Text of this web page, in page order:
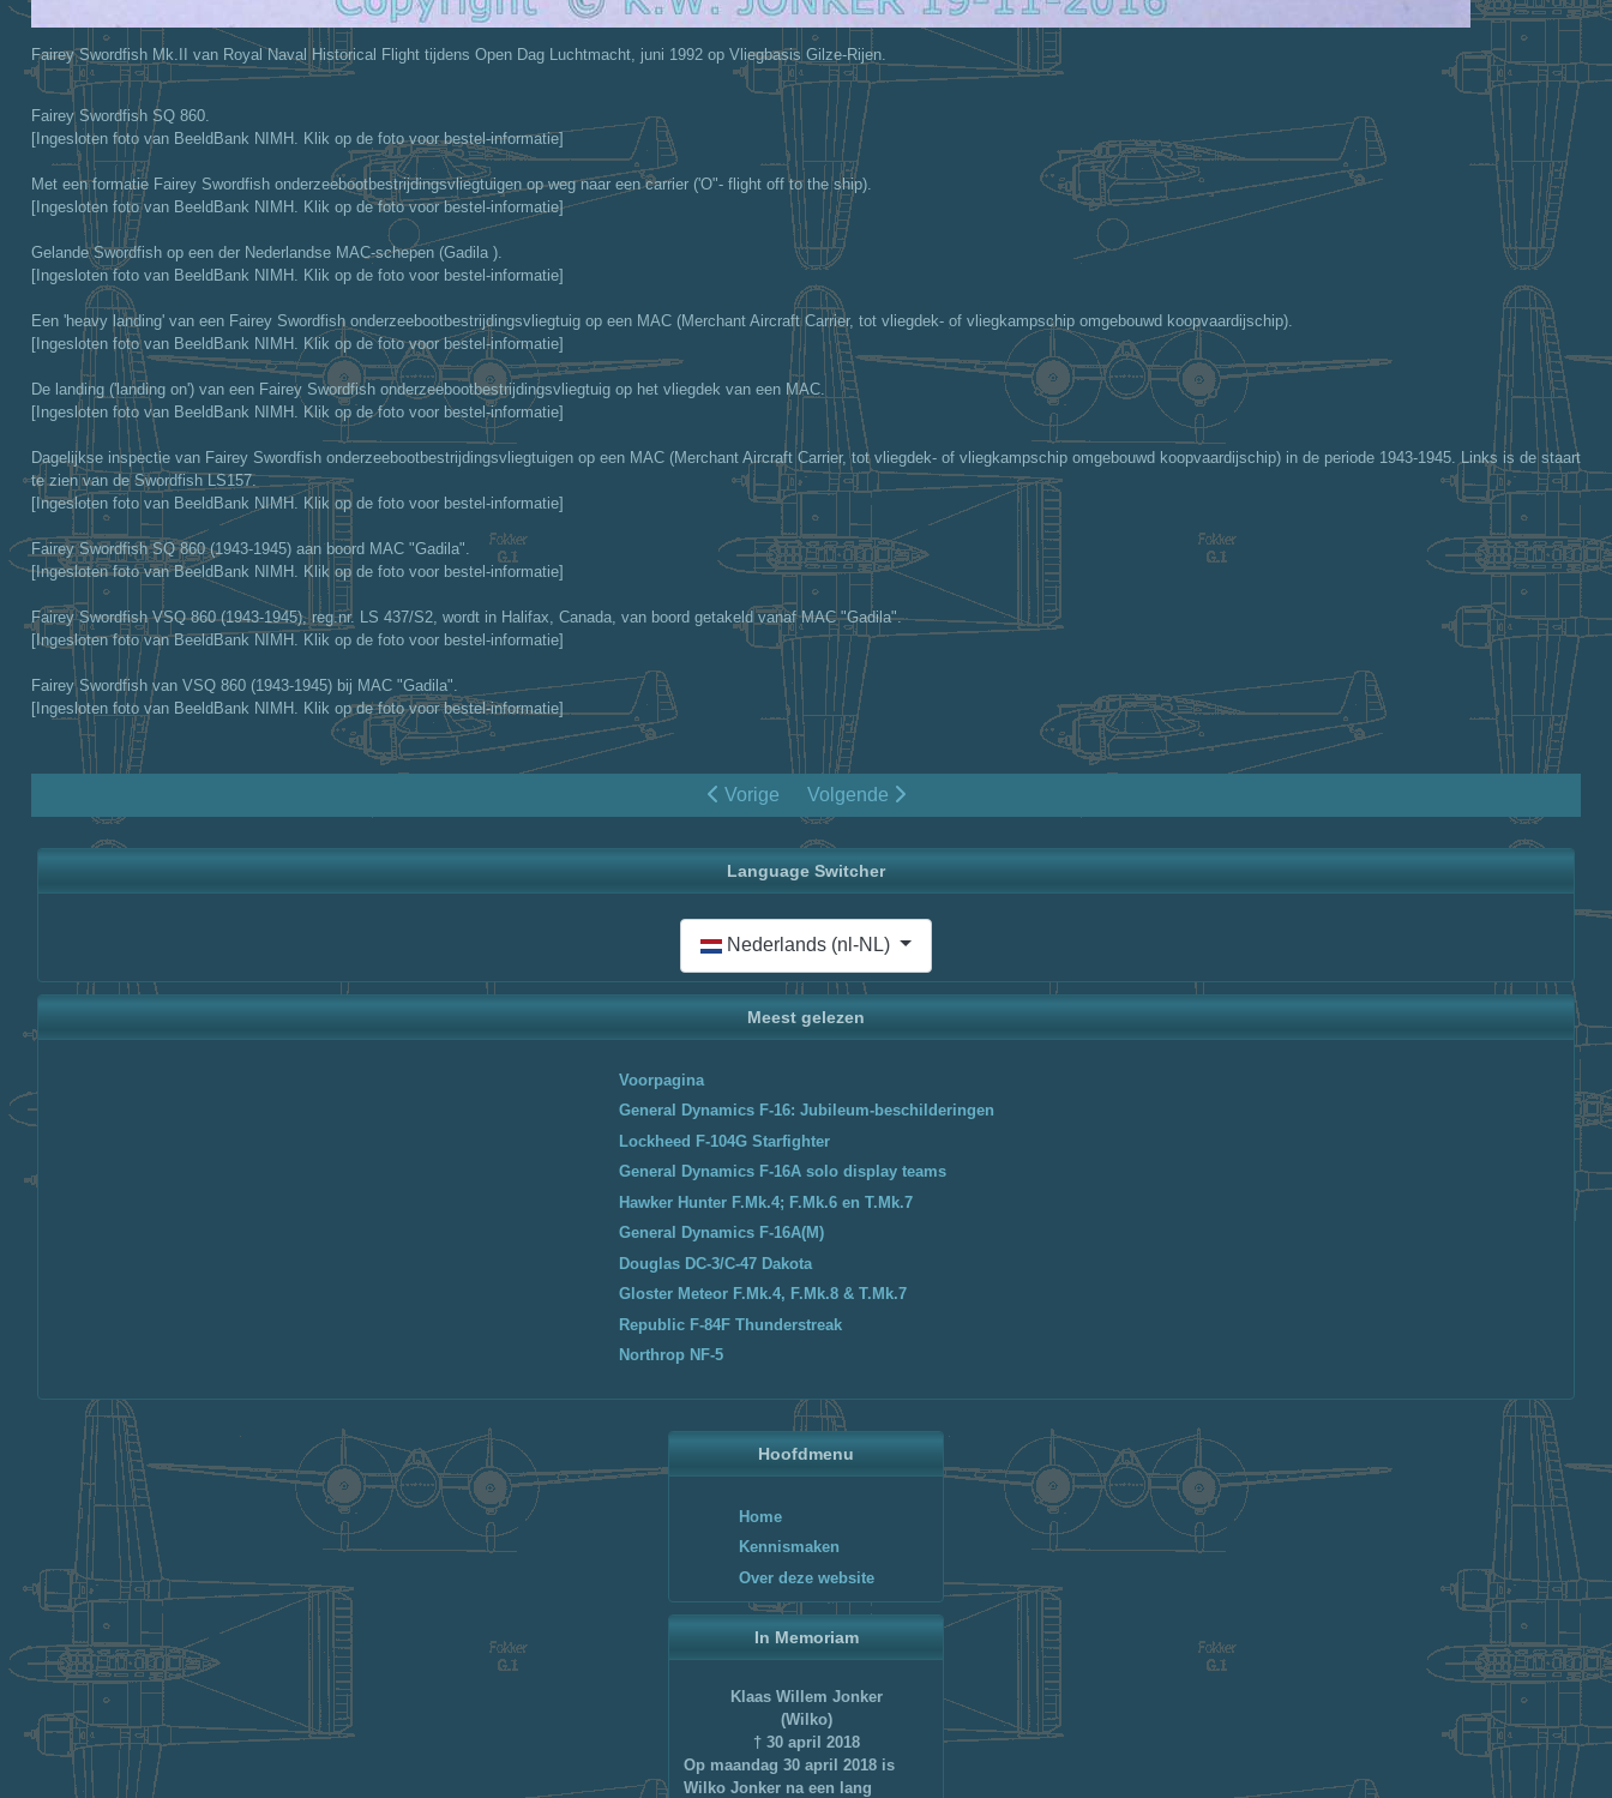
Hoofdmenu
Home
Kennismaken
Over deze website
In Memoriam
Klaas Willem Jonker
(Wilko)
† 30 april 2018
Op maandag 30 april 2018 is
Wilko Jonker na een lang
Fairey Swordfish Mk.II van Royal Naval Historical Flight tijdens Open Dag Luchtmacht, juni 1992 op Vliegbasis Gilze-Rijen.
Fairey Swordfish SQ 860.
[Ingesloten foto van BeeldBank NIMH. Klik op de foto voor bestel-informatie]
Met een formatie Fairey Swordfish onderzeebootbestrijdingsvliegtuigen op weg naar een carrier ('O"- flight off to the ship).
[Ingesloten foto van BeeldBank NIMH. Klik op de foto voor bestel-informatie]
Gelande Swordfish op een der Nederlandse MAC-schepen (Gadila ).
[Ingesloten foto van BeeldBank NIMH. Klik op de foto voor bestel-informatie]
Een 'heavy landing' van een Fairey Swordfish onderzeebootbestrijdingsvliegtuig op een MAC (Merchant Aircraft Carrier, tot vliegdek- of vliegkampschip omgebouwd koopvaardijschip).
[Ingesloten foto van BeeldBank NIMH. Klik op de foto voor bestel-informatie]
De landing ('landing on') van een Fairey Swordfish onderzeebootbestrijdingsvliegtuig op het vliegdek van een MAC.
[Ingesloten foto van BeeldBank NIMH. Klik op de foto voor bestel-informatie]
Dagelijkse inspectie van Fairey Swordfish onderzeebootbestrijdingsvliegtuigen op een MAC (Merchant Aircraft Carrier, tot vliegdek- of vliegkampschip omgebouwd koopvaardijschip) in de periode 1943-1945. Links is de staart
te zien van de Swordfish LS157.
[Ingesloten foto van BeeldBank NIMH. Klik op de foto voor bestel-informatie]
Fairey Swordfish SQ 860 (1943-1945) aan boord MAC "Gadila".
[Ingesloten foto van BeeldBank NIMH. Klik op de foto voor bestel-informatie]
Fairey Swordfish VSQ 860 (1943-1945), reg.nr. LS 437/S2, wordt in Halifax, Canada, van boord getakeld vanaf MAC "Gadila".
[Ingesloten foto van BeeldBank NIMH. Klik op de foto voor bestel-informatie]
Fairey Swordfish van VSQ 860 (1943-1945) bij MAC "Gadila".
[Ingesloten foto van BeeldBank NIMH. Klik op de foto voor bestel-informatie]
Vorige Volgende
Language Switcher
Selecteer de taal
Nederlands (nl-NL)
Meest gelezen
Voorpagina
General Dynamics F-16: Jubileum-beschilderingen
Lockheed F-104G Starfighter
General Dynamics F-16A solo display teams
Hawker Hunter F.Mk.4; F.Mk.6 en T.Mk.7
General Dynamics F-16A(M)
Douglas DC-3/C-47 Dakota
Gloster Meteor F.Mk.4, F.Mk.8 & T.Mk.7
Republic F-84F Thunderstreak
Northrop NF-5